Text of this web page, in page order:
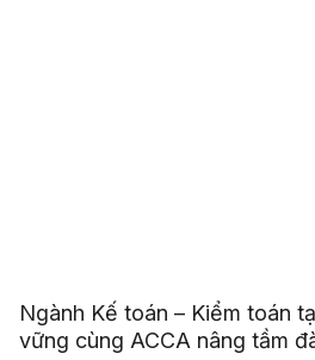
Ngành Kế toán – Kiểm toán
vững cùng ACCA nâng tầm